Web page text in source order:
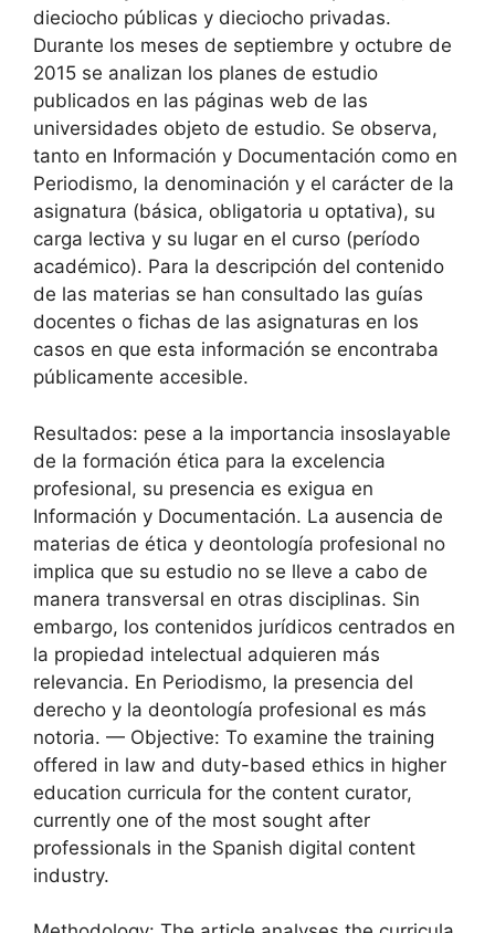
dieciocho públicas y dieciocho privadas.
Durante los meses de septiembre y octubre de
2015 se analizan los planes de estudio
publicados en las páginas web de las
universidades objeto de estudio. Se observa,
tanto en Información y Documentación como en
Periodismo, la denominación y el carácter de la
asignatura (básica, obligatoria u optativa), su
carga lectiva y su lugar en el curso (período
académico). Para la descripción del contenido
de las materias se han consultado las guías
docentes o fichas de las asignaturas en los
casos en que esta información se encontraba
públicamente accesible.
Resultados: pese a la importancia insoslayable
de la formación ética para la excelencia
profesional, su presencia es exigua en
Información y Documentación. La ausencia de
materias de ética y deontología profesional no
implica que su estudio no se lleve a cabo de
manera transversal en otras disciplinas. Sin
embargo, los contenidos jurídicos centrados en
la propiedad intelectual adquieren más
relevancia. En Periodismo, la presencia del
derecho y la deontología profesional es más
notoria. — Objective: To examine the training
offered in law and duty-based ethics in higher
education curricula for the content curator,
currently one of the most sought after
professionals in the Spanish digital content
industry.